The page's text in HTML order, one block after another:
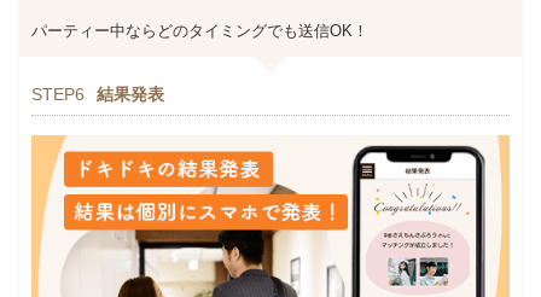
パーティー中ならどのタイミングでも送信OK！
STEP6 結果発表